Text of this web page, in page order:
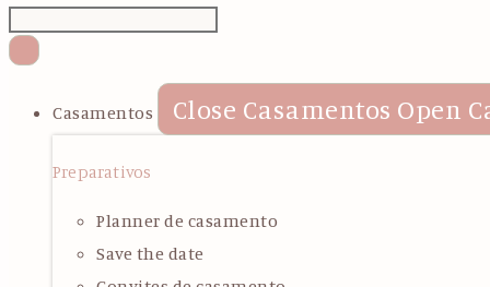
Casamentos Close Casamentos Open
Preparativos
Planner de casamento
Save the date